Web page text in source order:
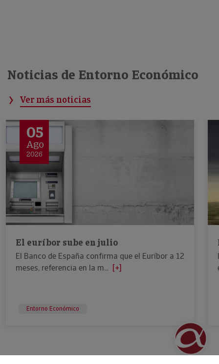
Noticias de Entorno Económico
Ver más noticias
05
Ago
2026
El euríbor sube en julio
El Banco de España confirma que el Euríbor a 12
meses, referencia en la m... [+]
Entorno Económico